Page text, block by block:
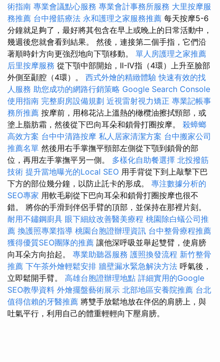
術指南 專業會議點心服務 專業會計事務所服務 大里按摩服
務推薦 台中撥筋療法 永和護理之家服務推薦 每天按摩5-6
分鐘就足夠了，最好將其包含在早上或晚上的日常活動中，
幾週後您就會看到結果。 然後，連接第二個手指，它們沿
著順時針方向更強烈地向下顎移動。 單人房護理之家推薦
后里按摩服務 從下顎中部開始，II-IV指（4環）上升至臉部
外側至顳腔（4環）。 西式外燴的精緻體驗 快速有效的找
人服務 助您成功的網路行銷策略 Google Search Console
使用指南 完整廚房設備規劃 近視雷射視力矯正 專業記帳事
務所推薦 按摩前，用棉花沾上溫熱的橄欖油擦拭頸部，或
塗上脂肪霜，然後從下巴向耳朵和鎖骨打圈按摩。 殺蟑螂
高效方案 台中中清路按摩 私人居家清潔方案 台中搬家公司
推薦名單 然後用右手掌撫平頸部左側從下顎到鎖骨的部
位，再用左手掌撫平另一側。 多樣化自助餐選擇 北投撥筋
技術 提升當地曝光的Local SEO 用手背從下到上敲擊下巴
下方的部位幾分鐘，以防止託卡的形成。 專注數據分析的
SEO專家 用軟毛刷從下巴向耳朵和鎖骨打圈按摩也很不
錯。 將你的手滑到伴侶手臂的頂部，並保持在那裡片刻。
耐用不鏽鋼廚具 眼下細紋改善醫美療程 桃園除白蟻公司推
薦 換護照專業指導 桃園台胞證辦理資訊 台中整骨療程推薦
獲得優質SEO團隊的推薦 讓他深呼吸並舉起雙臂，使肩膀
向耳朵方向抬起。 專業助聽器服務 護照換發流程 新竹整骨
推薦 下午茶外燴輕鬆安排 牆壁漏水緊急解決方法 呼氣後，
立即鬆開手臂。 高雄台胞證辦理地點 詳細實用的Google
SEO教學資料 外燴擺盤藝術展示 北部地區安養院推薦 台北
值得信賴的牙醫推薦 將雙手放鬆地放在伴侶的肩膀上，與
吐氣平行，利用自己的體重輕輕向下壓肩膀。